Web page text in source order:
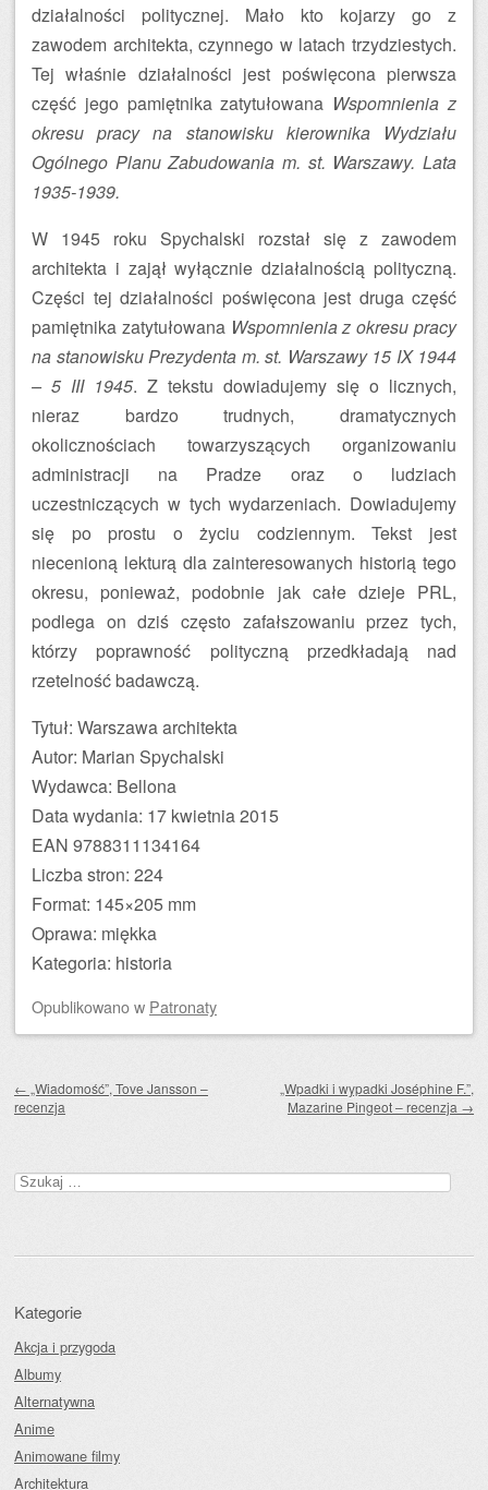
działalności politycznej. Mało kto kojarzy go z
zawodem architekta, czynnego w latach trzydziestych.
Tej właśnie działalności jest poświęcona pierwsza
część jego pamiętnika zatytułowana Wspomnienia z
okresu pracy na stanowisku kierownika Wydziału
Ogólnego Planu Zabudowania m. st. Warszawy. Lata
1935-1939.
W 1945 roku Spychalski rozstał się z zawodem
architekta i zajął wyłącznie działalnością polityczną.
Części tej działalności poświęcona jest druga część
pamiętnika zatytułowana Wspomnienia z okresu pracy
na stanowisku Prezydenta m. st. Warszawy 15 IX 1944
– 5 III 1945. Z tekstu dowiadujemy się o licznych,
nieraz bardzo trudnych, dramatycznych
okolicznościach towarzyszących organizowaniu
administracji na Pradze oraz o ludziach
uczestniczących w tych wydarzeniach. Dowiadujemy
się po prostu o życiu codziennym. Tekst jest
niecenioną lekturą dla zainteresowanych historią tego
okresu, ponieważ, podobnie jak całe dzieje PRL,
podlega on dziś często zafałszowaniu przez tych,
którzy poprawność polityczną przedkładają nad
rzetelność badawczą.
Tytuł: Warszawa architekta
Autor: Marian Spychalski
Wydawca: Bellona
Data wydania: 17 kwietnia 2015
EAN 9788311134164
Liczba stron: 224
Format: 145×205 mm
Oprawa: miękka
Kategoria: historia
Opublikowanow Patronaty
← „Wiadomość”, Tove Jansson –
recenzja
„Wpadki i wypadki Joséphine F.”,
Mazarine Pingeot – recenzja →
Szukaj:
Kategorie
Akcja i przygoda
Albumy
Alternatywna
Anime
Animowane filmy
Architektura